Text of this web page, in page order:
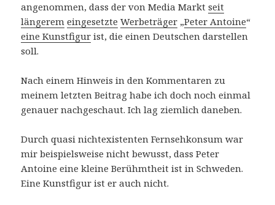
angenommen, dass der von Media Marktseit
längerem eingesetzte Werbeträger „Peter Antoine“
eine Kunstfigur ist, die einen Deutschen darstellen
soll.
Nach einem Hinweis in den Kommentaren zu
meinem letzten Beitrag habe ich doch noch einmal
genauer nachgeschaut. Ich lag ziemlich daneben.
Durch quasi nichtexistenten Fernsehkonsum war
mir beispielsweise nicht bewusst, dass Peter
Antoine eine kleine Berühmtheit ist in Schweden.
Eine Kunstfigur ist er auch nicht.